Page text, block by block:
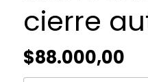
cierre
$88.000,00